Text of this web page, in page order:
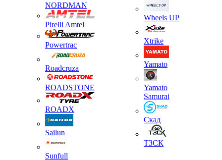
NORDMAN
Pirelli Amtel
Powertrac
Roadcruza
ROADSTONE
ROADX
Sailun
Sunfull
Wheels UP
Xtrike
Yamato
Yamato
Samurai
Скад
ТЗСК